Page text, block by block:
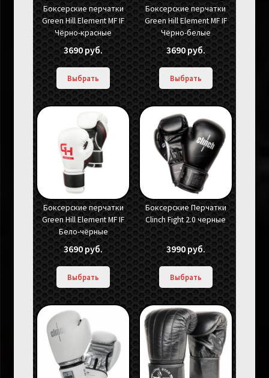
Боксерские перчатки
Green Hill Element MF IF
Чёрно-красные
3690 руб.
Выбрать
Боксерские перчатки
Green Hill Element MF IF
Чёрно-белые
3690руб.
Выбрать
Боксерские перчатки
Green Hill Element MF IF
Бело-чёрные
3690руб.
Выбрать
Боксерские Перчатки
Clinch Fight 2.0 черные
3990 руб.
Выбрать